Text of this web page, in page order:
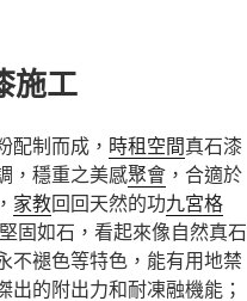
施工
配制而成， 時租空間真石漆
，穩重之美感聚會 ，合適於
家教回回天然的功九宮格
固如石，看起來像自然真石
不褪色等特色，能有用地禁
的附出力和耐凍融機能；